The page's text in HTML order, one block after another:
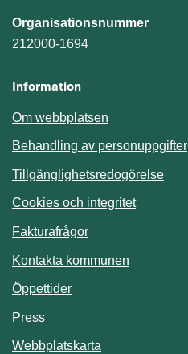
Organisationsnummer
212000-1694
Information
Om webbplatsen
Behandling av personuppgifter
Tillgänglighetsredogörelse
Cookies och integritet
Fakturafrågor
Kontakta kommunen
Öppettider
Press
Webbplatskarta